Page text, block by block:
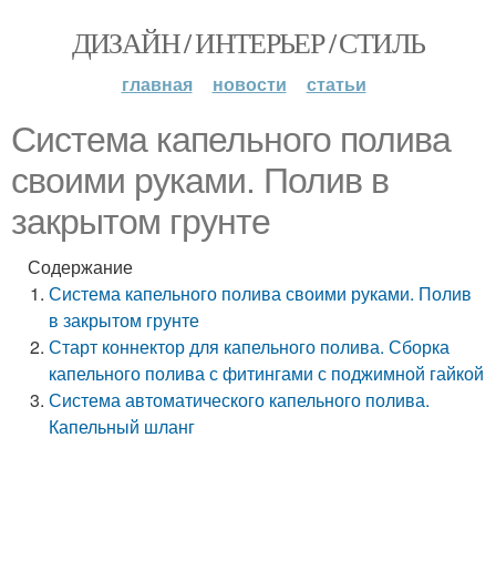
ДИЗАЙН / ИНТЕРЬЕР / СТИЛЬ
главная новости статьи
Система капельного полива
своими руками. Полив в
закрытом грунте
Содержание
Система капельного полива своими руками. Полив
в закрытом грунте
Старт коннектор для капельного полива. Сборка
капельного полива с фитингами с поджимной гайкой
Система автоматического капельного полива.
Капельный шланг